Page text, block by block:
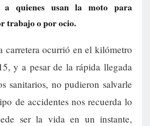
a quienes usan la moto para
trabajo o por ocio.
carretera ocurrió en el kilómetro
y a pesar de la rápida llegada
sanitarios, no pudieron salvarle
de accidentes nos recuerda lo
ser la vida en un instante,